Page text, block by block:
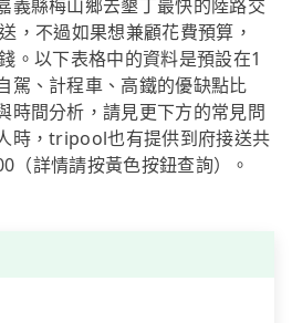
義縣梅山鄉去墾丁最快的陸路交
，不過如果想兼顧花費預算，
。以下表格中的資料是預設在1
駕、計程車、高鐵的優缺點比
時間分析，請見更下方的常見問
時，tripool也有提供到府接送共
（詳情請按黃色按鈕查詢）。